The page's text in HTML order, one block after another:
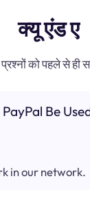
क्यू एंड ए
को पहले से ही
Be
in our network.